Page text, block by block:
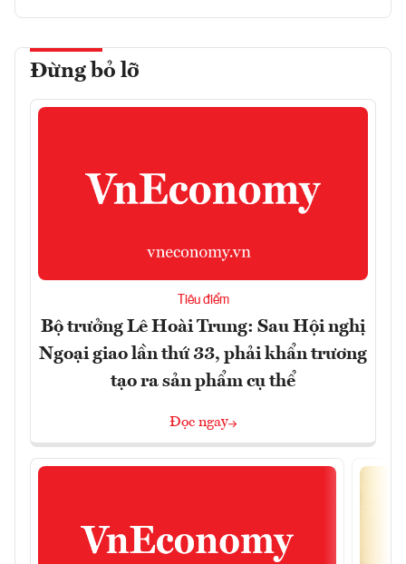
Đừng bỏ lỡ
Tiêu điểm
Bộ trưởng Lê Hoài Trung: Sau Hội nghị
Ngoại giao lần thứ 33, phải khẩn trương
tạo ra sản phẩm cụ thể
Đọc ngay